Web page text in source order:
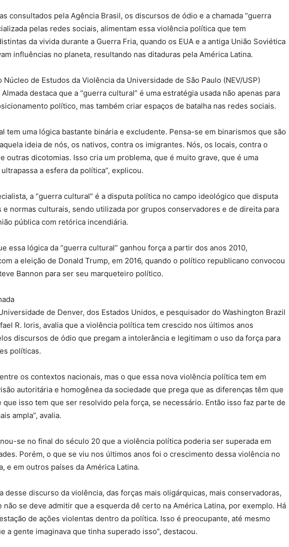
consultados pela Agência Brasil, os discursos de ódio e a chamada “guerra
pelas redes sociais, alimentam essa violência política que tem
da vivida durante a Guerra Fria, quando os EUA e a antiga União Soviética
influências no planeta, resultando nas ditaduras pela América Latina.
de Estudos da Violência da Universidade de São Paulo (NEV/USP)
destaca que a “guerra cultural” é uma estratégia usada não apenas para
político, mas também criar espaços de batalha nas redes sociais.
tem uma lógica bastante binária e excludente. Pensa-se em binarismos que são
ideia de nós, os nativos, contra os imigrantes. Nós, os locais, contra o
outras dicotomias. Isso cria um problema, que é muito grave, que é uma
a esfera da política”, explicou.
a “guerra cultural” é a disputa política no campo ideológico que disputa
e normas culturais, sendo utilizada por grupos conservadores e de direita para
pública com retórica incendiária.
essa lógica da “guerra cultural” ganhou força a partir dos anos 2010,
a eleição de Donald Trump, em 2016, quando o político republicano convocou
Bannon para ser seu marqueteiro político.
de Denver, dos Estados Unidos, e pesquisador do Washington Brazil
R. Ioris, avalia que a violência política tem crescido nos últimos anos
discursos de ódio que pregam a intolerância e legitimam o uso da força para
políticas.
os contextos nacionais, mas o que essa nova violência política tem em
autoritária e homogênea da sociedade que prega que as diferenças têm que
que isso tem que ser resolvido pela força, se necessário. Então isso faz parte de
ampla”, avalia.
se no final do século 20 que a violência política poderia ser superada em
Porém, o que se viu nos últimos anos foi o crescimento dessa violência no
e em outros países da América Latina.
desse discurso da violência, das forças mais oligárquicas, mais conservadoras,
não se deve admitir que a esquerda dê certo na América Latina, por exemplo. Há
de ações violentas dentro da política. Isso é preocupante, até mesmo
a gente imaginava que tinha superado isso”, destacou.